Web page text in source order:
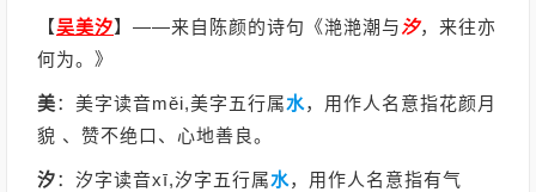
【吴美汐】 ——来自陈颜的诗句《滟滟潮与汐，来往亦
何为。》
美：美字读音měi,美字五行属水，用作人名意指花颜月
貌 、赞不绝口、心地善良。
汐：汐字读音xī,汐字五行属水，用作人名意指有气